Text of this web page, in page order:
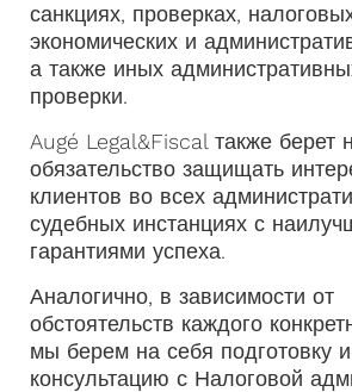
санкциях, проверках,
экономических и
а также иных
проверки.
Augé Legal&Fiscal также берет
обязательство защищать
клиентов во всех
судебных инстанциях с
гарантиями успеха.
Аналогично, в зависимости от
обстоятельств каждого
мы берем на себя подготовку и
консультацию с Налоговой